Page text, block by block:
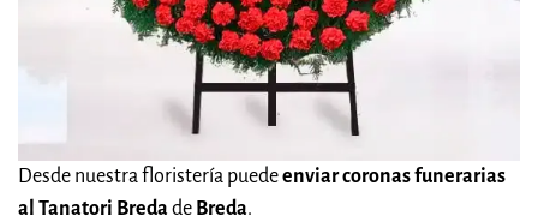
Desde nuestra floristería puedeenviar coronas funerarias
al Tanatori Bredade Breda.